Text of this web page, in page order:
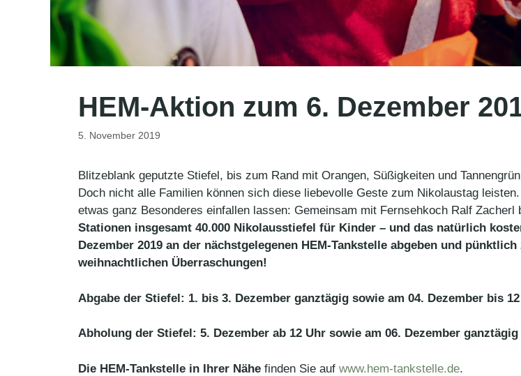
HEM-Aktion zum 6. Dezember
5. November 2019
Blitzeblank geputzte Stiefel, bis zum Rand mit Orangen, Süßigkeiten und
Doch nicht alle Familien können sich diese liebevolle Geste zum Nikolaustag
etwas ganz Besonderes einfallen lassen: Gemeinsam mit Fernsehkoch Ralf Zacherl
Stationen insgesamt 40.000 Nikolausstiefel für Kinder – und das natürlich
Dezember 2019 an der nächstgelegenen HEM-Tankstelle abgeben und
weihnachtlichen Überraschungen!
Abgabe der Stiefel: 1. bis 3. Dezember ganztägig sowie am 04. Dezember bis
Abholung der Stiefel: 5. Dezember ab 12 Uhr sowie am 06. Dezember ganztägig
Die HEM-Tankstelle in Ihrer Nähe finden Sie auf www.hem-tankstelle.de.